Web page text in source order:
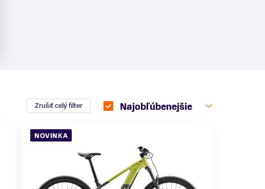
Zrušiť celý filter Najobľúbenejšie
NOVINKA